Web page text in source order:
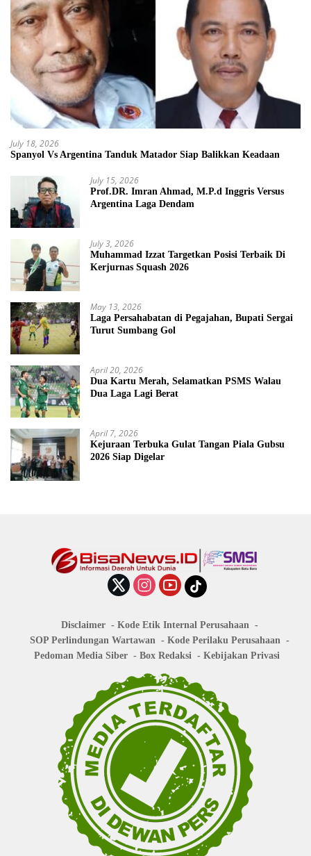
July 18, 2026
Spanyol Vs Argentina Tanduk Matador Siap Balikkan Keadaan
July 15, 2026
Prof.DR. Imran Ahmad, M.P.d Inggris Versus
Argentina Laga Dendam
July 3, 2026
Muhammad Izzat Targetkan Posisi Terbaik Di
Kerjurnas Squash 2026
May 13, 2026
Laga Persahabatan di Pegajahan, Bupati Sergai
Turut Sumbang Gol
April 20, 2026
Dua Kartu Merah, Selamatkan PSMS Walau
Dua Laga Lagi Berat
April 7, 2026
Kejuraan Terbuka Gulat Tangan Piala Gubsu
2026 Siap Digelar
Disclaimer
Kode Etik Internal Perusahaan
SOP Perlindungan Wartawan
Kode Perilaku Perusahaan
Pedoman Media Siber
Box Redaksi Kebijakan Privasi